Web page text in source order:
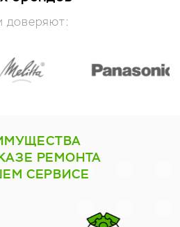
доверяют:
РЕМОНТА
СЕРВИСЕ